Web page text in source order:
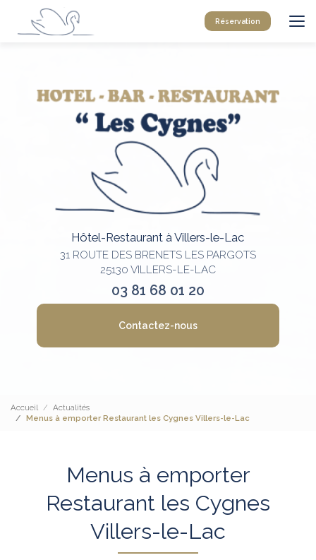
contenu
Réservation
Hôtel-Restaurant à Villers-le-Lac
31 ROUTE DES BRENETS LES PARGOTS
25130 VILLERS-LE-LAC
03 81 68 01 20
Contactez-nous
Accueil
Actualités
Menus à emporter Restaurant les Cygnes Villers-le-Lac
Menus à emporter
Restaurant les Cygnes
Villers-le-Lac